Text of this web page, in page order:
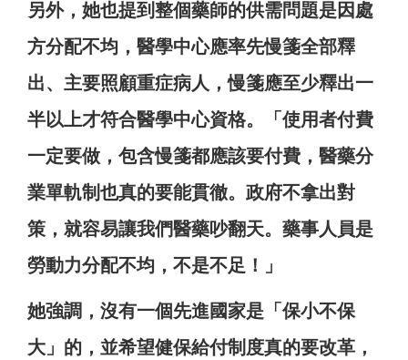
另外，她也提到整個藥師的供需問題是因處
方分配不均，醫學中心應率先慢箋全部釋
出、主要照顧重症病人，慢箋應至少釋出一
半以上才符合醫學中心資格。「使用者付費
一定要做，包含慢箋都應該要付費，醫藥分
業單軌制也真的要能貫徹。政府不拿出對
策，就容易讓我們醫藥吵翻天。藥事人員是
勞動力分配不均，不是不足！」
她強調，沒有一個先進國家是「保小不保
大」的，並希望健保給付制度真的要改革，